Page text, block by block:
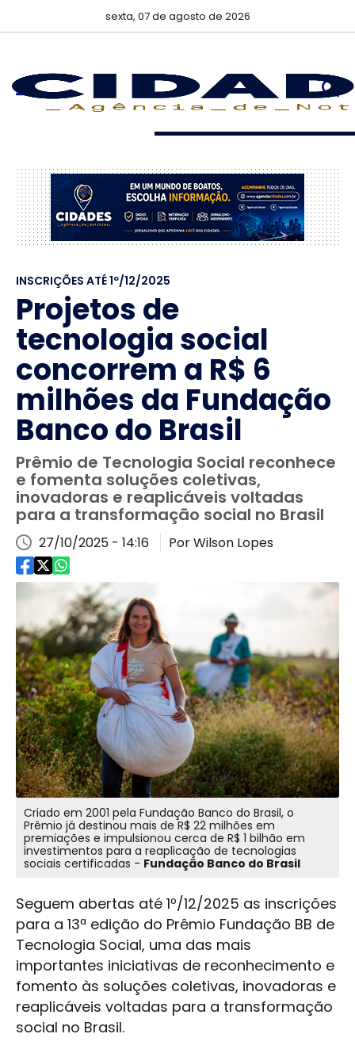
sexta, 07 de agosto de 2026
INSCRIÇÕES ATÉ 1º/12/2025
Projetos de
tecnologia social
concorrem a R$ 6
milhões da Fundação
Banco do Brasil
Prêmio de Tecnologia Social reconhece
e fomenta soluções coletivas,
inovadoras e reaplicáveis voltadas
para a transformação social no Brasil
27/10/2025 - 14:16 Por Wilson Lopes
Criado em 2001 pela Fundação Banco do Brasil, o
Prêmio já destinou mais de R$ 22 milhões em
premiações e impulsionou cerca de R$ 1 bilhão em
investimentos para a reaplicação de tecnologias
sociais certificadas - Fundação Banco do Brasil
Seguem abertas até 1º/12/2025 as inscrições
para a 13ª edição do Prêmio Fundação BB de
Tecnologia Social, uma das mais
importantes iniciativas de reconhecimento e
fomento às soluções coletivas, inovadoras e
reaplicáveis voltadas para a transformação
social no Brasil.